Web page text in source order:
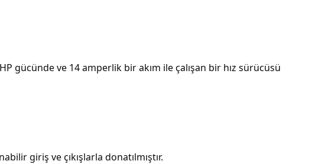
gücünde ve 14 amperlik bir akım ile çalışan bir hız sürücüsü
giriş ve çıkışlarla donatılmıştır.